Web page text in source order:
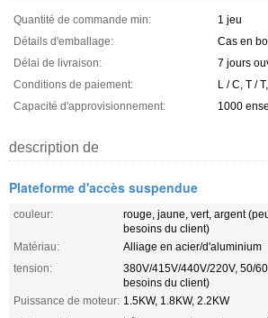
Quantité de commande min:
1 jeu
Détails d'emballage:
Cas en
Délai de livraison:
7 jours
Conditions de paiement:
L / C, T /
Capacité d'approvisionnement:
1000
description de
Plateforme d'accès suspendue
couleur:
rouge, jaune, vert, argent
besoins du client)
Matériau:
Alliage en acier/d'aluminium
tension:
380V/415V/440V/220V, 50/
besoins du client)
Puissance de moteur: 1.5KW, 1.8KW, 2.2KW